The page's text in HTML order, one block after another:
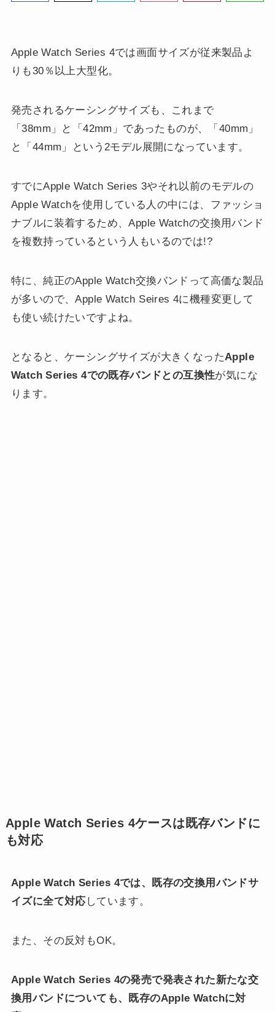
Apple Watch Series 4では画面サイズが従来製品よ
りも30％以上大型化。
発売されるケーシングサイズも、これまで
「38mm」と「42mm」であったものが、「40mm」
と「44mm」という2モデル展開になっています。
すでにApple Watch Series 3やそれ以前のモデルの
Apple Watchを使用している人の中には、ファッショ
ナブルに装着するため、Apple Watchの交換用バンド
を複数持っているという人もいるのでは!?
特に、純正のApple Watch交換バンドって高価な製品
が多いので、Apple Watch Seires 4に機種変更して
も使い続けたいですよね。
となると、ケーシングサイズが大きくなったApple
Watch Series 4での既存バンドとの互換性が気にな
ります。
Apple Watch Series 4ケースは既存バンドに
も対応
Apple Watch Series 4では、既存の交換用バンドサ
イズに全て対応 しています。
また、その反対もOK。
Apple Watch Series 4の発売で発表された新たな交
換用バンドについても、既存のApple Watchに対